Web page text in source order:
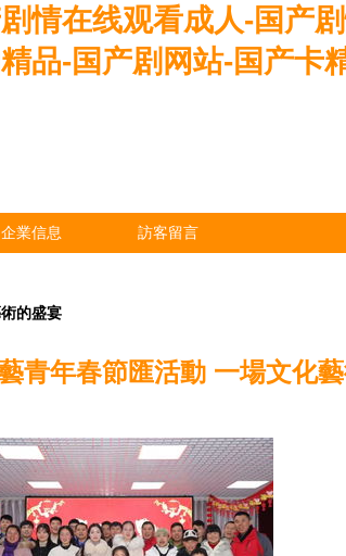
情在线观看成人-国产
品-国产剧网站-国产卡
企業信息 訪客留言
的盛宴
青年春節匯活動 一場文化